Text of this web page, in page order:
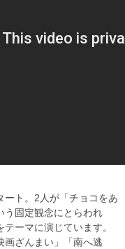
ート。2人が「チョコをあ
う固定観念にとらわれ
ーマに演じています。
画ざんまい」「南へ逃